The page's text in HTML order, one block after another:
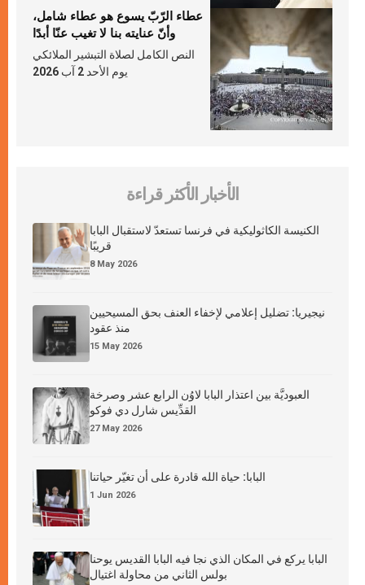
عطاء الرّبّ يسوع هو عطاء شامل،
وأنّ عنايته بنا لا تغيب عنّا أبدًا
النص الكامل لصلاة التبشير الملائكي
يوم الأحد 2 آب 2026
الأخبار الأكثر قراءة
الكنيسة الكاثوليكية في فرنسا تستعدّ لاستقبال البابا
قريبًا
8 May 2026
نيجيريا: تضليل إعلامي لإخفاء العنف بحق المسيحيين
منذ عقود
15 May 2026
العبوديَّة بين اعتذار البابا لاوُن الرابع عشر وصرخة
القدِّيس شارل دي فوكو
27 May 2026
البابا: حياة الله قادرة على أن تغيّر حياتنا
1 Jun 2026
البابا يركع في المكان الذي نجا فيه البابا القديس يوحنا
بولس الثاني من محاولة اغتيال